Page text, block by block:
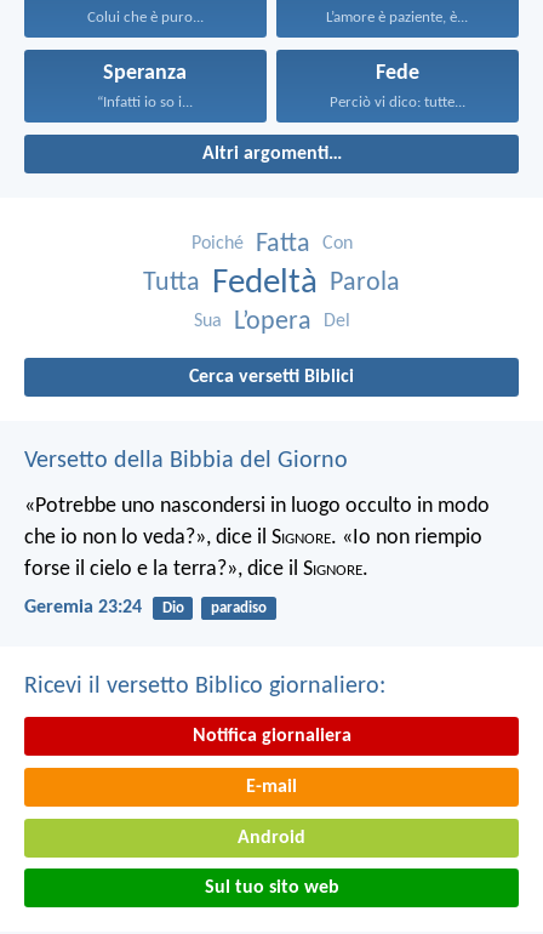
Colui che è puro... L’amore è paziente, è...
Speranza
“Infatti io so i...
Fede
Perciò vi dico: tutte...
Altri argomenti…
Poiché Fatta Con
Tutta Fedeltà Parola
Sua L’opera Del
Cerca versetti Biblici
Versetto della Bibbia del Giorno
«Potrebbe uno nascondersi in luogo occulto in modo
che io non lo veda?», dice il Signore. «Io non riempio
forse il cielo e la terra?», dice il Signore.
Geremia 23:24 Dio paradiso
Ricevi il versetto Biblico giornaliero:
Notifica giornaliera
E-mail
Android
Sul tuo sito web